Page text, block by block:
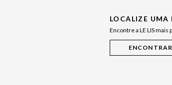
LOCALIZE UMA
Encontre a LE LIS mais